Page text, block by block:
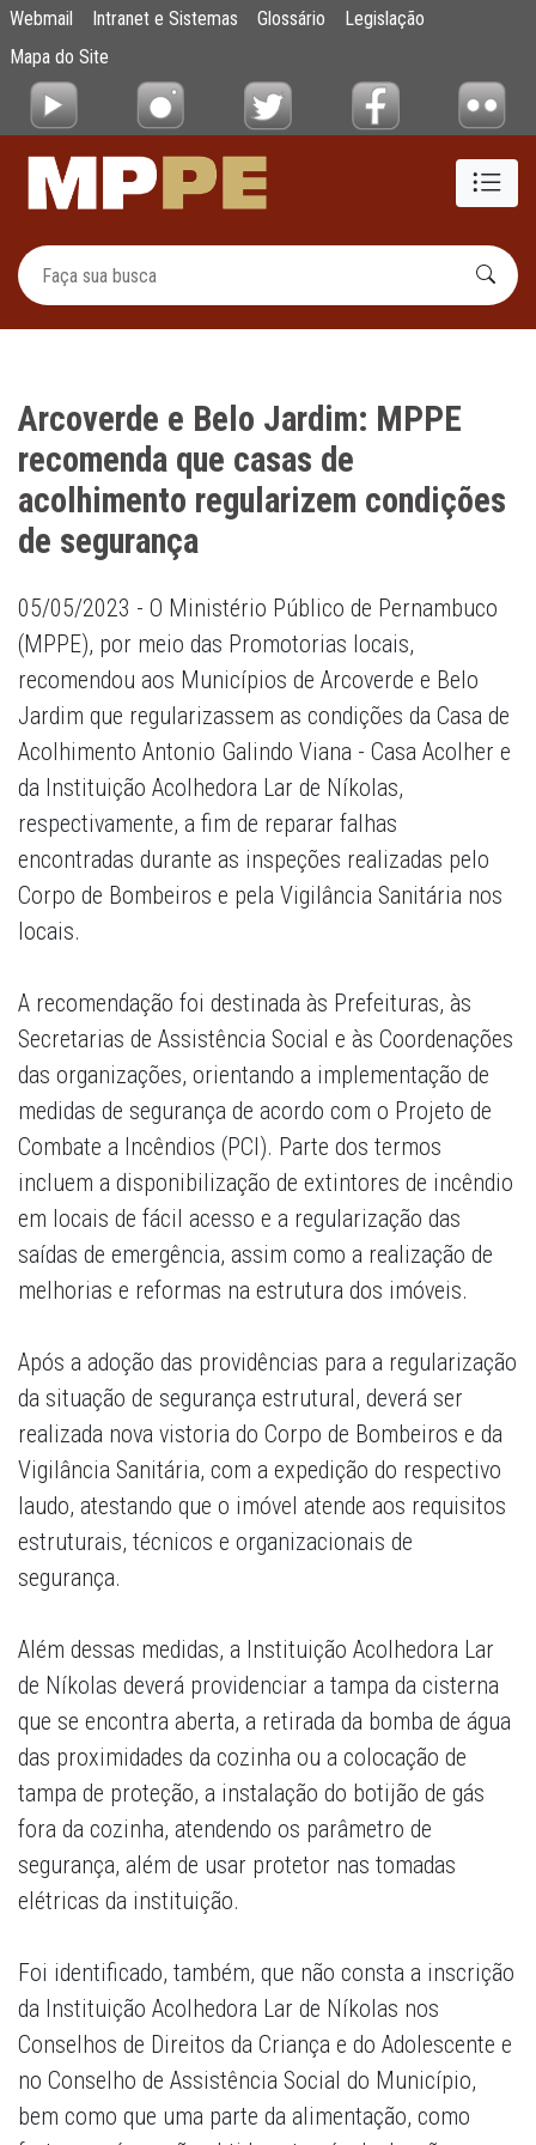
Pular para o Conteúdo principal
Arcoverde e Belo Jardim: MPPE
Webmail Intranet e Sistemas Glossário
Legislação
Mapa do Site
Arcoverde e Belo Jardim: MPPE
recomenda que casas de
acolhimento regularizem condições
de segurança
05/05/2023 - O Ministério Público de Pernambuco
(MPPE), por meio das Promotorias locais,
recomendou aos Municípios de Arcoverde e Belo
Jardim que regularizassem as condições da Casa de
Acolhimento Antonio Galindo Viana - Casa Acolher e
da Instituição Acolhedora Lar de Níkolas,
respectivamente, a fim de reparar falhas
encontradas durante as inspeções realizadas pelo
Corpo de Bombeiros e pela Vigilância Sanitária nos
locais.
A recomendação foi destinada às Prefeituras, às
Secretarias de Assistência Social e às Coordenações
das organizações, orientando a implementação de
medidas de segurança de acordo com o Projeto de
Combate a Incêndios (PCI). Parte dos termos
incluem a disponibilização de extintores de incêndio
em locais de fácil acesso e a regularização das
saídas de emergência, assim como a realização de
melhorias e reformas na estrutura dos imóveis.
Após a adoção das providências para a regularização
da situação de segurança estrutural, deverá ser
realizada nova vistoria do Corpo de Bombeiros e da
Vigilância Sanitária, com a expedição do respectivo
laudo, atestando que o imóvel atende aos requisitos
estruturais, técnicos e organizacionais de
segurança.
Além dessas medidas, a Instituição Acolhedora Lar
de Níkolas deverá providenciar a tampa da cisterna
que se encontra aberta, a retirada da bomba de água
das proximidades da cozinha ou a colocação de
tampa de proteção, a instalação do botijão de gás
fora da cozinha, atendendo os parâmetro de
segurança, além de usar protetor nas tomadas
elétricas da instituição.
Foi identificado, também, que não consta a inscrição
da Instituição Acolhedora Lar de Níkolas nos
Conselhos de Direitos da Criança e do Adolescente e
no Conselho de Assistência Social do Município,
bem como que uma parte da alimentação, como